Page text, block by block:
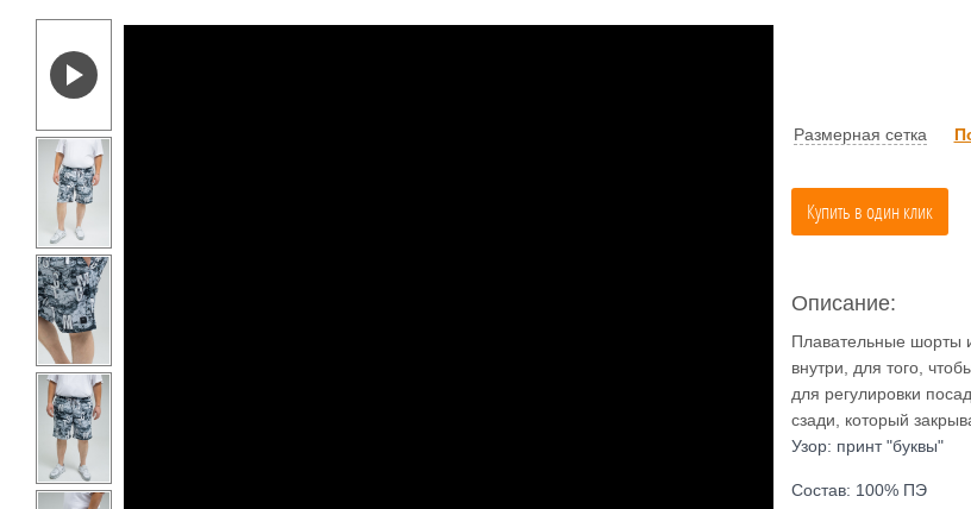
Размерная сетка
Купить в один клик
Описание:
Плавательные шорты
внутри, для того,
для регулировки
сзади, который
Узор: принт "буквы"
Состав: 100% ПЭ